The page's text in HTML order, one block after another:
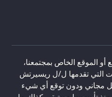
أو الموقع الخاص بمجتمعنا،
التي تقدمها ل/ل ريسيرتش
مجاني ودون توقع أي شيء